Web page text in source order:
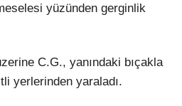
yüzünden gerginlik
C.G., yanındaki bıçakla
yerlerinden yaraladı.